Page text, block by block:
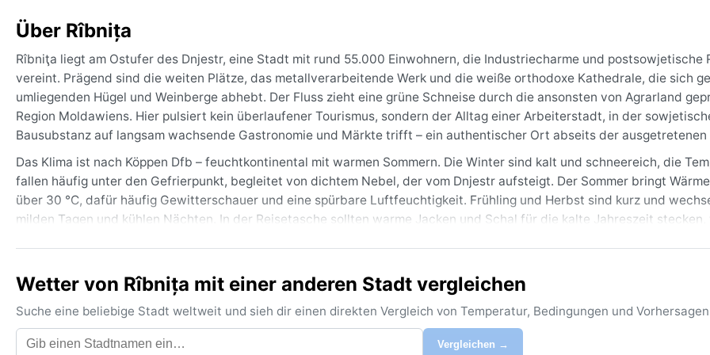
Über Rîbnița
Rîbniţa liegt am Ostufer des Dnjestr, eine Stadt mit rund 55.000 Einwohnern, die Industriecharme und postsowjetische
vereint. Prägend sind die weiten Plätze, das metallverarbeitende Werk und die weiße orthodoxe Kathedrale, die sich
umliegenden Hügel und Weinberge abhebt. Der Fluss zieht eine grüne Schneise durch die ansonsten von Agrarland
Region Moldawiens. Hier pulsiert kein überlaufener Tourismus, sondern der Alltag einer Arbeiterstadt, in der
Bausubstanz auf langsam wachsende Gastronomie und Märkte trifft – ein authentischer Ort abseits der ausgetretenen
Das Klima ist nach Köppen Dfb – feuchtkontinental mit warmen Sommern. Die Winter sind kalt und schneereich, die
fallen häufig unter den Gefrierpunkt, begleitet von dichtem Nebel, der vom Dnjestr aufsteigt. Der Sommer bringt
über 30 °C, dafür häufig Gewitterschauer und eine spürbare Luftfeuchtigkeit. Frühling und Herbst sind kurz und
milden Tagen und kühlen Nächten. In der Reisetasche sollten warme Jacken und Schal für die kalte Jahreszeit stecken,
Die beste Reisezeit für angenehmes Wetter sind die Monate Mai bis September: Dann laden lange Tage mit Sonne und
Nächten zu Spaziergängen entlang des Ufers ein. Bemerkenswerte Wetterphänomene sind der dichte Herbstnebel, der
oft tagelang einhüllt, sowie die seltenen, aber heftigen sommerlichen Gewitter, die binnen Minuten die Straßen in Bäche
verwandeln können. Schneestürme im Winter bleiben hingegen meist aus – dafür sorgt eine stabile Schneedecke für
Wetter von Rîbnița mit einer anderen Stadt vergleichen
Suche eine beliebige Stadt weltweit und sieh dir einen direkten Vergleich von Temperatur, Bedingungen und
Vergleichen →